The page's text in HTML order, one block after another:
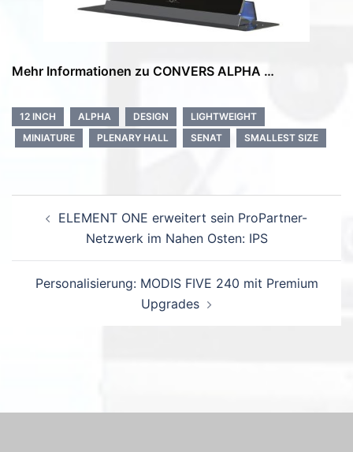
Mehr Informationen zu CONVERS ALPHA …
12 INCH ALPHA DESIGN
LIGHTWEIGHT
MINIATURE
PLENARY HALL SENAT SMALLEST SIZE
Navigation
ELEMENT ONE erweitert sein ProPartner-
Netzwerk im Nahen Osten: IPS
Personalisierung: MODIS FIVE 240 mit Premium
Upgrades